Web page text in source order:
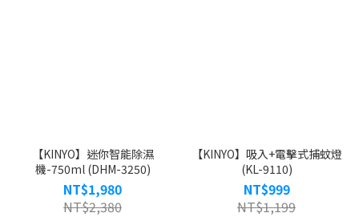
【KINYO】迷你智能除濕
機-750ml (DHM-3250)
NT$1,980
NT$2,380
【KINYO】吸入+電擊式捕蚊燈
(KL-9110)
NT$999
NT$1,199